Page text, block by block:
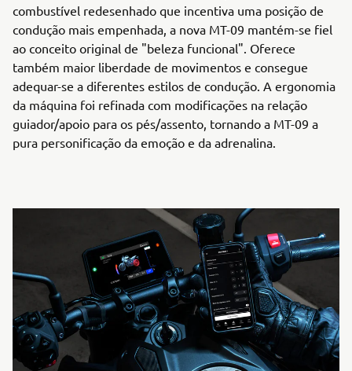
combustível redesenhado que incentiva uma posição de
condução mais empenhada, a nova MT-09 mantém-se fiel
ao conceito original de "beleza funcional". Oferece
também maior liberdade de movimentos e consegue
adequar-se a diferentes estilos de condução. A ergonomia
da máquina foi refinada com modificações na relação
guiador/apoio para os pés/assento, tornando a MT-09 a
pura personificação da emoção e da adrenalina.